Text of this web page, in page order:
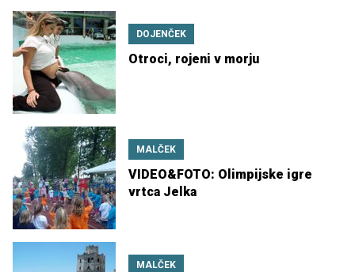
DOJENČEK
Otroci, rojeni v morju
MALČEK
VIDEO&FOTO: Olimpijske igre
vrtca Jelka
MALČEK